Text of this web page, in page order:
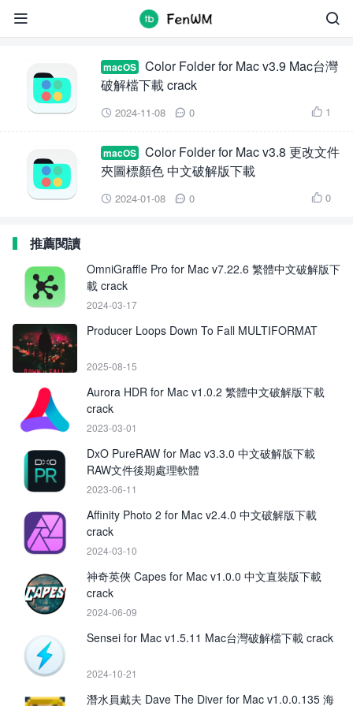

 Color Folder for Mac
macOS
Color Folder for Mac v3.9 Mac台灣
破解檔下載 crack
 2024-11-08  0  1
macOS
Color Folder for Mac v3.8 更改文件
夾圖標顏色 中文破解版下載
 2024-01-08  0  0
推薦閱讀
OmniGraffle Pro for Mac v7.22.6 繁體中文破解版下
載 crack
2024-03-17
Producer Loops Down To Fall MULTIFORMAT
2025-08-15
Aurora HDR for Mac v1.0.2 繁體中文破解版下載
crack
2023-03-01
DxO PureRAW for Mac v3.3.0 中文破解版下載
RAW文件後期處理軟體
2023-06-11
Affinity Photo 2 for Mac v2.4.0 中文破解版下載
crack
2024-03-10
神奇英俠 Capes for Mac v1.0.0 中文直裝版下載
crack
2024-06-09
Sensei for Mac v1.5.11 Mac台灣破解檔下載 crack
2024-10-21
潛水員戴夫 Dave The Diver for Mac v1.0.0.135 海